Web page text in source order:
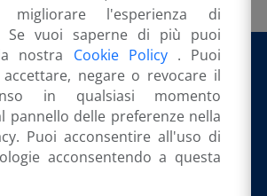
l'esperienza di
Se vuoi saperne di più puoi
nostra Cookie Policy . Puoi
negare o revocare il
in qualsiasi momento
pannello delle preferenze nella
Puoi acconsentire all'uso di
acconsentendo a questa